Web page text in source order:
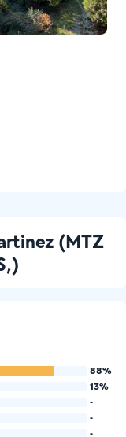
(MTZ
88%
13%
-
-
-